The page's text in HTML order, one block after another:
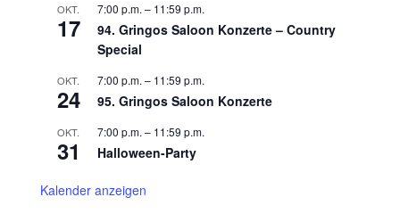
OKT.
17
7:00 p.m. – 11:59 p.m.
94. Gringos Saloon Konzerte – Country
Special
OKT.
24
7:00 p.m. – 11:59 p.m.
95. Gringos Saloon Konzerte
OKT.
31
7:00 p.m. – 11:59 p.m.
Halloween-Party
Kalender anzeigen